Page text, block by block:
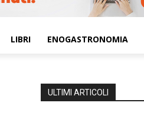
LIBRI ENOGASTRONOMIA
ULTIMI ARTICOLI